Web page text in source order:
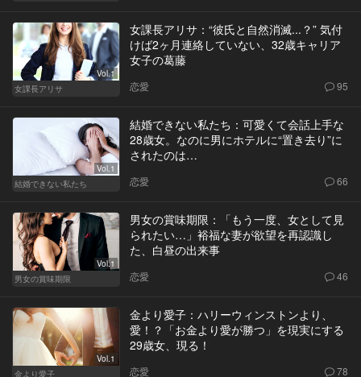
Vol.1
女課長アリサ
女課長アリサ：“彼氏と自然消滅...？” 気付
けば2ヶ月連絡していない、32歳キャリア
女子の葛藤
恋愛 95
Vol.1
結婚できない私たち
結婚できない私たち：可愛くて会話上手な
28歳女。なのに男にホテルに“置き去り”に
されたのは…
恋愛 66
Vol.1
男女の賞味期限
男女の賞味期限：「もう一度、女として見
られたい…」裕福な妻が欲望を再認識し
た、白昼の出来事
恋愛 46
Vol.1
金より愛子
金より愛子：ハリーウィンストンより、
愛！？「お金より愛が勝つ」を現実にする
29歳女、現る！
恋愛 78